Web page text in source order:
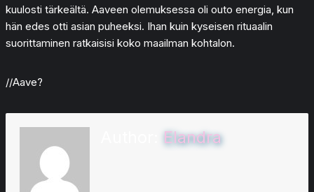
kuulosti tärkeältä. Aaveen olemuksessa oli outo energia, kun
hän edes otti asian puheeksi. Ihan kuin kyseisen rituaalin
suorittaminen ratkaisisi koko maailman kohtalon.
//Aave?
Elandra